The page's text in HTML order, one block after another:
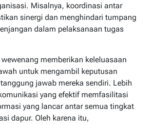
Misalnya, koordinasi antar
sinergi dan menghindari tumpang
dalam pelaksanaan tugas
memberikan keleluasaan
untuk mengambil keputusan
jawab mereka sendiri. Lebih
yang efektif memfasilitasi
yang lancar antar semua tingkat
dapur. Oleh karena itu,